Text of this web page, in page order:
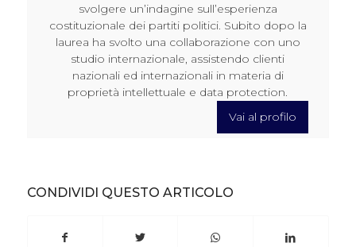
svolgere un’indagine sull’esperienza
costituzionale dei partiti politici. Subito dopo la
laurea ha svolto una collaborazione con uno
studio internazionale, assistendo clienti
nazionali ed internazionali in materia di
proprietà intellettuale e data protection.
Vai al profilo
CONDIVIDI QUESTO ARTICOLO